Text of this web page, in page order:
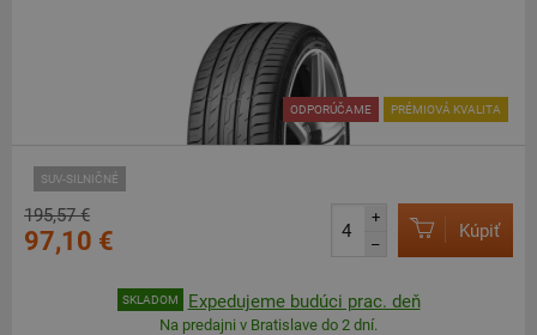
SUV-SILNIČNÉ
ODPORÚČAME PRÉMIOVÁ KVALITA
195,57 €
97,10 €
+
–
Kúpiť
SKLADOM Expedujeme budúci prac. deň
Na predajni v Bratislave do 2 dní.